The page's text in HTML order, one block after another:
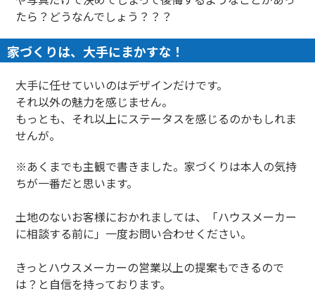
たら？どうなんでしょう？？？
家づくりは、大手にまかすな！
大手に任せていいのはデザインだけです。
それ以外の魅力を感じません。
もっとも、それ以上にステータスを感じるのかもしれま
せんが。
※あくまでも主観で書きました。家づくりは本人の気持
ちが一番だと思います。
土地のないお客様におかれましては、「ハウスメーカー
に相談する前に」一度お問い合わせください。
きっとハウスメーカーの営業以上の提案もできるので
は？と自信を持っております。